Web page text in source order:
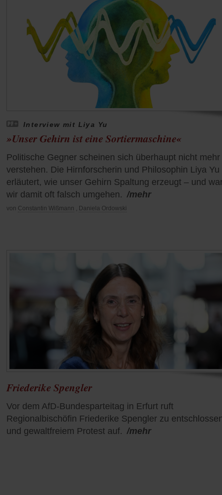
Interview mit Liya Yu
»Unser Gehirn ist eine Sortiermaschine«
Politische Gegner scheinen sich überhaupt nicht mehr
verstehen. Die Hirnforscherin und Philosophin Liya Yu
erläutert, wie unser Gehirn Spaltung erzeugt – und
wir damit oft falsch umgehen. /mehr
von Constantin Wißmann , Daniela Ordowski
Friederike Spengler
Vor dem AfD-Bundesparteitag in Erfurt ruft
Regionalbischöfin Friederike Spengler zu
und gewaltfreiem Protest auf. /mehr